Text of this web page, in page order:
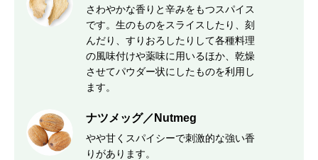
さわやかな香りと辛みをもつスパイス
です。生のものをスライスしたり、刻
んだり、すりおろしたりして各種料理
の風味付けや薬味に用いるほか、乾燥
させてパウダー状にしたものを利用し
ます。
ナツメッグ／Nutmeg
やや甘くスパイシーで刺激的な強い香
りがあります。